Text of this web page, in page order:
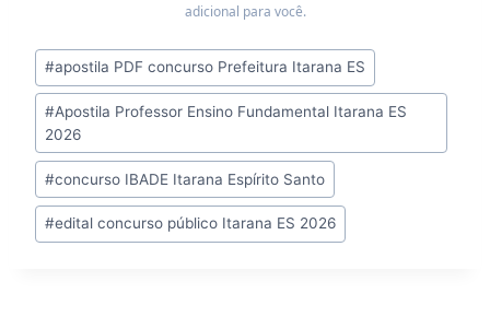
adicional para você.
Tags
do
Post:
#apostila PDF concurso Prefeitura Itarana ES
#Apostila Professor Ensino Fundamental Itarana ES
2026
#concurso IBADE Itarana Espírito Santo
#edital concurso público Itarana ES 2026